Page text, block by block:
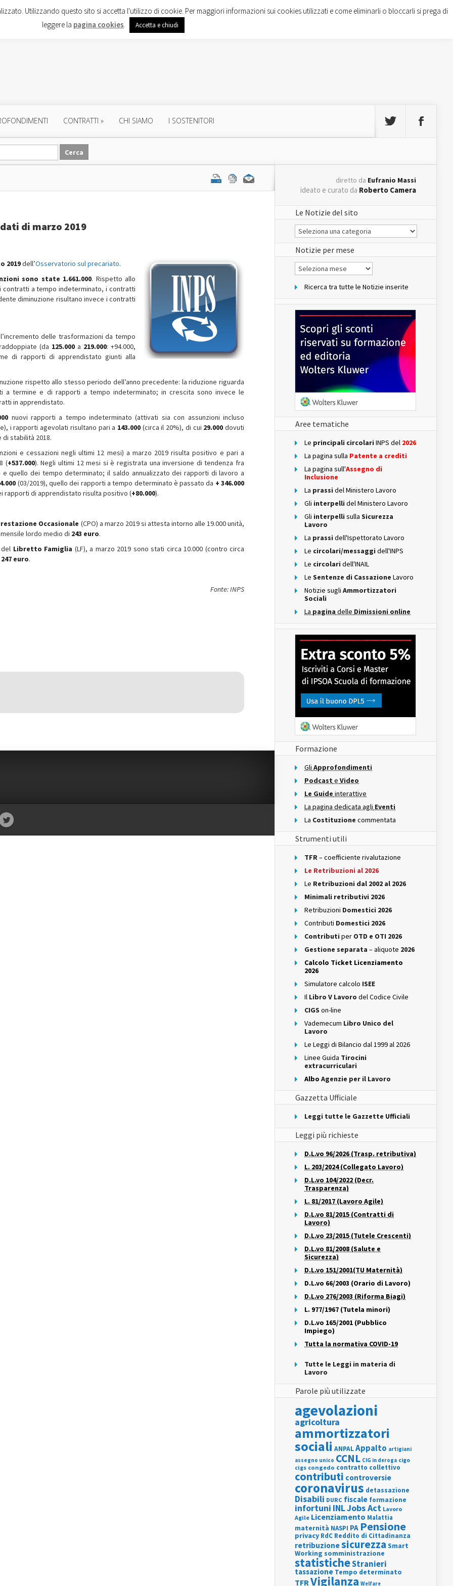
CONTRATTI » CHI SIAMO I SOSTENITORI
di marzo 2019
2019dell’Osservatorio sul precariato.
sono state 1.661.000. Rispetto allo
contratti a tempo indeterminato, i contratti
diminuzione risultano invece i contratti
delle trasformazioni da tempo
(da 125.000a 219.000: +94.000,
di rapporti di apprendistato giunti alla
rispetto allo stesso periodo dell’anno precedente: la riduzione riguarda
a termine e di rapporti a tempo indeterminato; in crescita sono invece le
in apprendistato.
nuovi rapporti a tempo indeterminato (attivati sia con assunzioni incluso
i rapporti agevolati risultano pari a 143.000 (circa il 20%), di cui 29.000 dovuti
stabilità 2018.
e cessazioni negli ultimi 12 mesi) a marzo 2019 risulta positivo e pari a
(+537.000). Negli ultimi 12 mesi si è registrata una inversione di tendenza fra
quello dei tempo determinato; il saldo annualizzato dei rapporti di lavoro a
(03/2019), quello dei rapporti a tempo determinato è passato da + 346.000
rapporti di apprendistato risulta positivo (+80.000).
Occasionale (CPO) a marzo 2019 si attesta intorno alle 19.000 unità,
lordo medio di 243 euro.
Libretto Famiglia (LF), a marzo 2019 sono stati circa 10.000 (contro circa
247 euro.
Fonte: INPS
diretto da Eufranio Massi
ideato e curato da Roberto Camera
Le Notizie del sito
Le
Notizie
del
sito
Notizie per mese
Notizie
per
Ricerca tra tutte le Notizie inserite
Aree tematiche
Le principali circolari INPS del 2026
La pagina sulla Patente a crediti
La pagina sull'Assegno di
Inclusione
La prassi del Ministero Lavoro
Gli interpelli del Ministero Lavoro
Gli interpelli sulla Sicurezza
Lavoro
La prassi dell'Ispettorato Lavoro
Le circolari/messaggi dell'INPS
Le circolari dell'INAIL
Le Sentenze di Cassazione Lavoro
Notizie sugli Ammortizzatori
Sociali
La pagina delle Dimissioni online
Formazione
Gli Approfondimenti
Podcast e Video
Le Guide interattive
La pagina dedicata agli Eventi
La Costituzione commentata
Strumenti utili
TFR– coefficiente rivalutazione
Le Retribuzioni al 2026
Le Retribuzioni dal 2002 al 2026
Minimali retributivi 2026
Retribuzioni Domestici 2026
Contributi Domestici 2026
Contributi per OTD e OTI 2026
Gestione separata – aliquote 2026
Calcolo Ticket Licenziamento
2026
Simulatore calcolo ISEE
Il Libro V Lavoro del Codice Civile
CIGS on-line
Vademecum Libro Unico del
Lavoro
Le Leggi di Bilancio dal 1999 al 2026
Linee Guida Tirocini
extracurriculari
Albo Agenzie per il Lavoro
Gazzetta Ufficiale
Leggi tutte le Gazzette Ufficiali
Leggi più richieste
D.L.vo 96/2026 (Trasp. retributiva)
L. 203/2024 (Collegato Lavoro)
D.L.vo 104/2022 (Decr.
Trasparenza)
L. 81/2017 (Lavoro Agile)
D.L.vo 81/2015 (Contratti di
Lavoro)
D.L.vo 23/2015 (Tutele Crescenti)
D.L.vo 81/2008 (Salute e
Sicurezza)
D.L.vo 151/2001(TU Maternità)
D.L.vo 66/2003 (Orario di Lavoro)
D.L.vo 276/2003 (Riforma Biagi)
L. 977/1967 (Tutela minori)
D.L.vo 165/2001 (Pubblico
Impiego)
Tutta la normativa COVID-19
Tutte le Leggi in materia di
Lavoro
Parole più utilizzate
agevolazioni
agricoltura
ammortizzatori
sociali ANPALAppalto artigiani
assegno unico CCNL CIG in deroga cigo
cigs congedo contratto collettivo
contributi controversie
coronavirus detassazione
Disabili DURC fiscale formazione
infortuni INLJobs Act Lavoro
Agile Licenziamento Malattia
maternità NASPI PA Pensione
privacy RdC Reddito di Cittadinanza
retribuzionesicurezza Smart
Working somministrazione
statisticheStranieri
tassazione Tempo determinato
TFRVigilanza Welfare
Utilizzando questo sito si accetta l'utilizzo di cookie. Per maggiori informazioni sui cookies utilizzati e come eliminarli o bloccarli si prega di
leggere la pagina cookies. Accetta e chiudi